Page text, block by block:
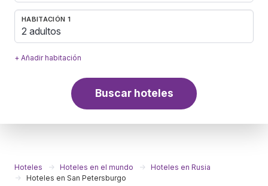
HABITACIÓN 1
2 adultos
+ Añadir habitación
Buscar hoteles
Hoteles Hoteles en el mundo
Hoteles en Rusia
Hoteles en San Petersburgo